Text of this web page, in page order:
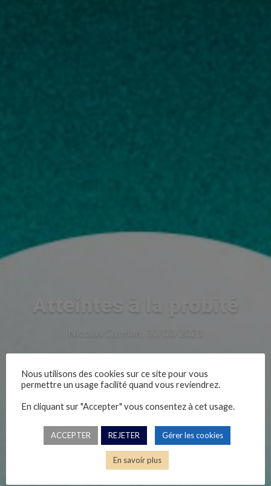
Atteintes à la probité
Nous utilisons des cookies sur ce site pour vous
permettre un usage facilité quand vous reviendrez.
En cliquant sur "Accepter" vous consentez à cet usage.
ACCEPTER REJETER Gérer les cookies
En savoir plus